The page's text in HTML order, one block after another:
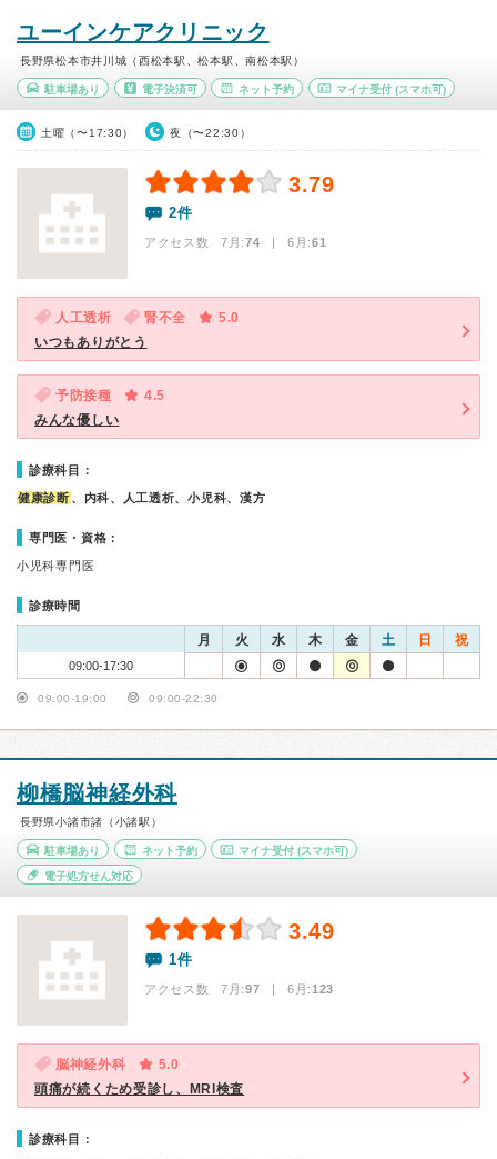
ユーインケアクリニック
長野県松本市井川城（西松本駅、松本駅、南松本駅）
駐車場あり 電子決済可 ネット予約 マイナ受付 (スマホ可)
土曜（〜17:30） 夜（〜22:30）
3.79
2件
アクセス数 7月:74 | 6月:61
人工透析 腎不全
5.0
いつもありがとう
予防接種
4.5
みんな優しい
診療科目：
健康診断 、内科、人工透析、小児科、漢方
専門医・資格：
小児科専門医
診療時間
月 火 水 木 金 土 日 祝
09:00-17:30
09:00-19:00 09:00-22:30
柳橋脳神経外科
長野県小諸市諸（小諸駅）
駐車場あり ネット予約 マイナ受付 (スマホ可)
電子処方せん対応
3.49
1件
アクセス数 7月:97 | 6月:123
脳神経外科
5.0
頭痛が続くため受診し、MRI検査
診療科目：